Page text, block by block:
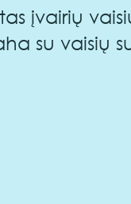
įvairių
su vaisių